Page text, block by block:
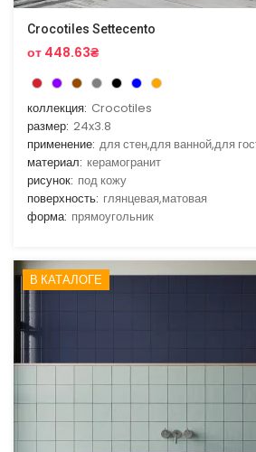
Crocotiles Settecento
от 448.63₴
коллекция: Crocotiles
размер: 24x3.8
применение: для стен,для ванной,для
материал: керамогранит
рисунок: под кожу
поверхность: глянцевая,матовая
форма: прямоугольник
В КАТАЛОГЕ